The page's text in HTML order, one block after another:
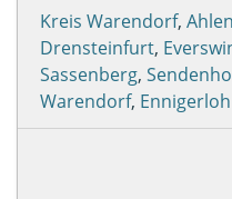
Kreis Warendorf, Ahlen
Drensteinfurt,
Sassenberg,
Warendorf, Ennigerloh